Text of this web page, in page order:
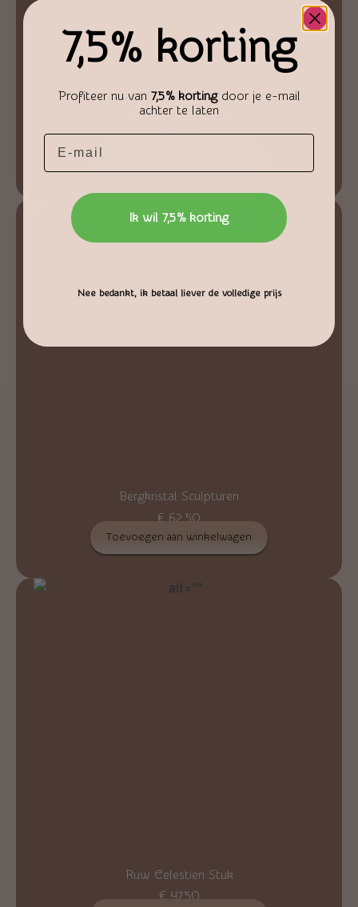
Ruw Celestien Stuk
€46,50
Bergkristal Sculpturen
€62,50
Toevoegen aan winkelwagen
Ruw Celestien Stuk
€47,50
7,5% korting
Profiteer nu van 7,5% kortingdoor je e-mail
achter te laten
Email
Ik wil 7,5% korting
Nee bedankt, ik betaal liever de volledige prijs